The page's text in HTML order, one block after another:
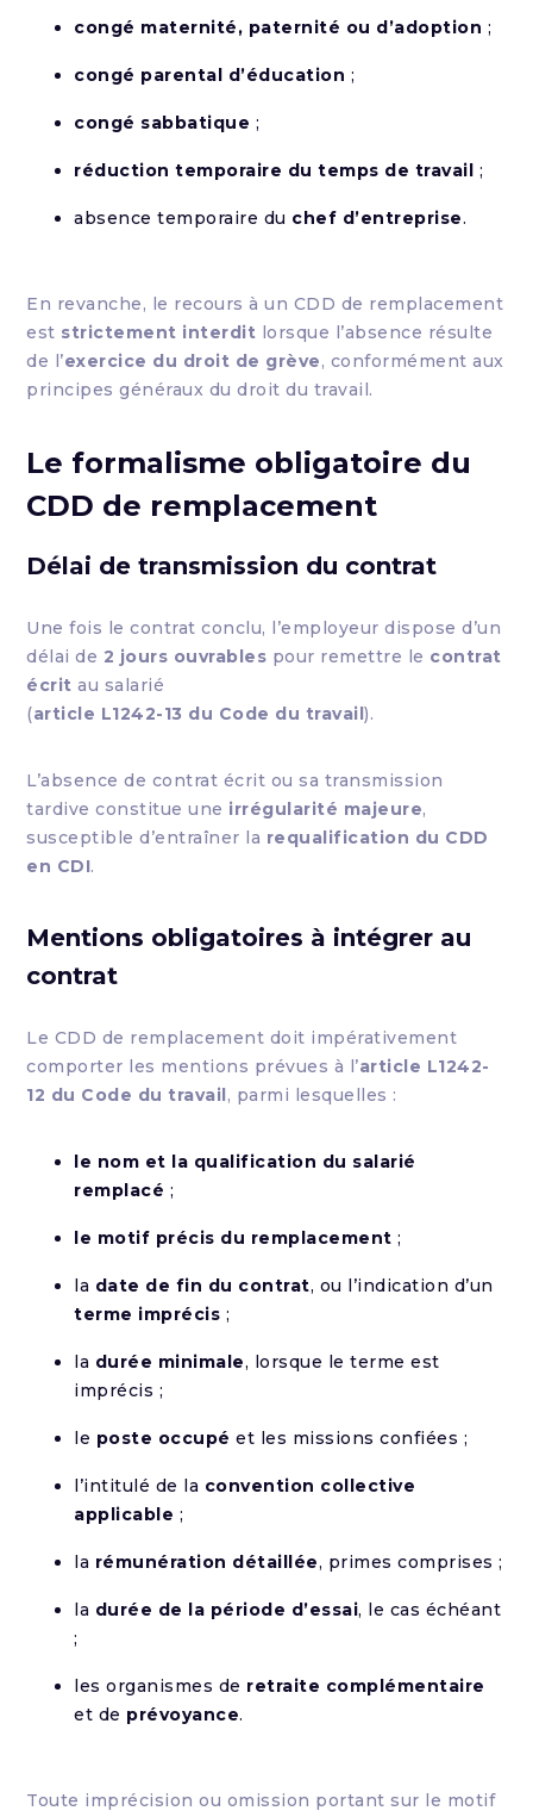
congé maternité, paternité ou d’adoption ;
congé parental d’éducation ;
congé sabbatique ;
réduction temporaire du temps de travail ;
absence temporaire du chef d’entreprise.
En revanche, le recours à un CDD de remplacement
est strictement interdit lorsque l’absence résulte
de l’exercice du droit de grève, conformément aux
principes généraux du droit du travail.
Le formalisme obligatoire du
CDD de remplacement
Délai de transmission du contrat
Une fois le contrat conclu, l’employeur dispose d’un
délai de 2 jours ouvrables pour remettre le contrat
écrit au salarié
(article L1242-13 du Code du travail).
L’absence de contrat écrit ou sa transmission
tardive constitue une irrégularité majeure,
susceptible d’entraîner la requalification du CDD
en CDI.
Mentions obligatoires à intégrer au
contrat
Le CDD de remplacement doit impérativement
comporter les mentions prévues à l’article L1242-
12 du Code du travail, parmi lesquelles :
le nom et la qualification du salarié
remplacé ;
le motif précis du remplacement ;
la date de fin du contrat, ou l’indication d’un
terme imprécis ;
la durée minimale, lorsque le terme est
imprécis ;
le poste occupé et les missions confiées ;
l’intitulé de la convention collective
applicable ;
la rémunération détaillée, primes comprises ;
la durée de la période d’essai, le cas échéant
;
les organismes de retraite complémentaire
et de prévoyance.
Toute imprécision ou omission portant sur le motif